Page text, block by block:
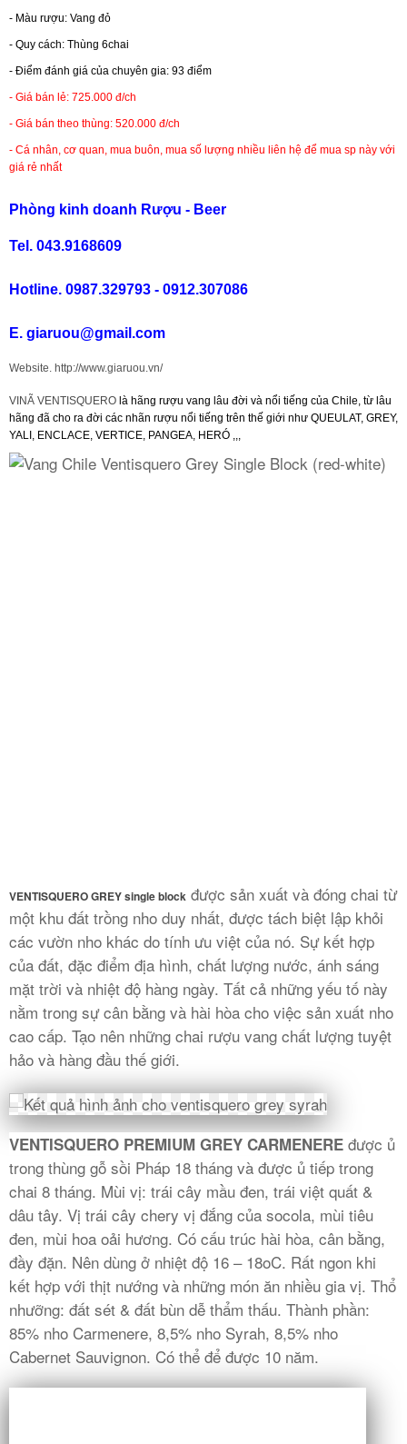
RƯỢU COGNAC
RƯỢU VANG ĐÀ LẠT
TRỐNG RƯỢU
Vang Newzeland giá rẻ nhất
RƯỢU VANG NAM PHI
Rượu Vang BỒ ĐÀO NHA
RƯỢU VANG ROMANIA GIÁ CỰC RẺ
- Màu rượu: Vang đỏ
- Quy cách: Thùng 6chai
- Điểm đánh giá của chuyên gia: 93 điểm
- Giá bán lẻ: 725.000 đ/ch
- Giá bán theo thùng: 520.000 đ/ch
- Cá nhân, cơ quan, mua buôn, mua số lượng nhiều liên hệ để mua sp này với
giá rẻ nhất
Phòng kinh doanh Rượu - Beer
Tel. 043.9168609
Hotline. 0987.329793 - 0912.307086
E. giaruou@gmail.com
Website. http://www.giaruou.vn/
VINÃ VENTISQUERO là hãng rượu vang lâu đời và nổi tiếng của Chile, từ lâu
hãng đã cho ra đời các nhãn rượu nổi tiếng trên thế giới như QUEULAT, GREY,
YALI, ENCLACE, VERTICE, PANGEA, HERÓ ,,,
VENTISQUERO GREY single block được sản xuất và đóng chai từ
một khu đất trồng nho duy nhất, được tách biệt lập khỏi
các vườn nho khác do tính ưu việt của nó. Sự kết hợp
của đất, đặc điểm địa hình, chất lượng nước, ánh sáng
mặt trời và nhiệt độ hàng ngày. Tất cả những yếu tố này
nằm trong sự cân bằng và hài hòa cho việc sản xuất nho
cao cấp. Tạo nên những chai rượu vang chất lượng tuyệt
hảo và hàng đầu thế giới.
VENTISQUERO PREMIUM GREY CARMENERE được ủ
trong thùng gỗ sồi Pháp 18 tháng và được ủ tiếp trong
chai 8 tháng. Mùi vị: trái cây mầu đen, trái việt quất &
dâu tây. Vị trái cây chery vị đắng của socola, mùi tiêu
đen, mùi hoa oải hương. Có cấu trúc hài hòa, cân bằng,
đầy đặn. Nên dùng ở nhiệt độ 16 – 18oC. Rất ngon khi
kết hợp với thịt nướng và những món ăn nhiều gia vị. Thổ
nhưỡng: đất sét & đất bùn dễ thẩm thấu. Thành phần:
85% nho Carmenere, 8,5% nho Syrah, 8,5% nho
Cabernet Sauvignon. Có thể để được 10 năm.